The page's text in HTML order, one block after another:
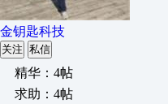
金钥匙科技
关注 私信
精华：4帖
求助：4帖